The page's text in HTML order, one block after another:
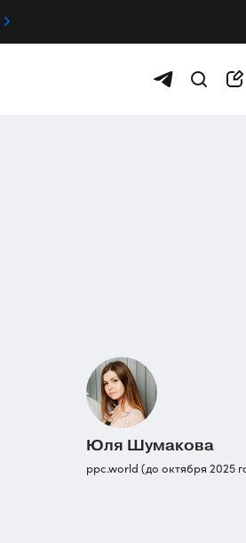
Юля Шумакова
ppc.world (до октября 2025